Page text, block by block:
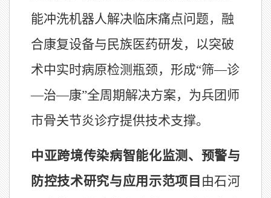
能冲洗机器人解决临床痛点问题，融
合康复设备与民族医药研发，以突破
术中实时病原检测瓶颈，形成“筛—诊
—治—康”全周期解决方案，为兵团师
市骨关节炎诊疗提供技术支撑。
中亚跨境传染病智能化监测、预警与
防控技术研究与应用示范项目 由石河